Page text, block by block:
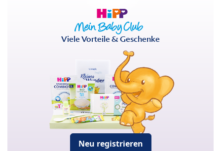
Viele Vorteile & Geschenke
Neu registrieren